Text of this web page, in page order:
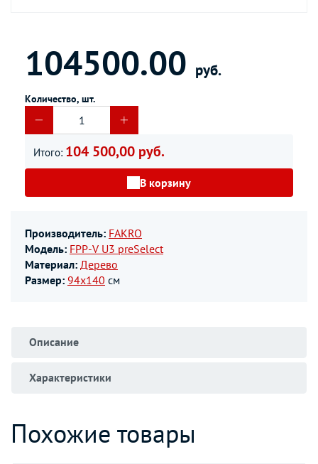
104500.00 руб.
Количество, шт.
Итого: 104 500,00 руб.
В корзину
Производитель: FAKRO
Модель: FPP-V U3 preSelect
Материал: Дерево
Размер: 94х140 см
Описание
Характеристики
Похожие товары